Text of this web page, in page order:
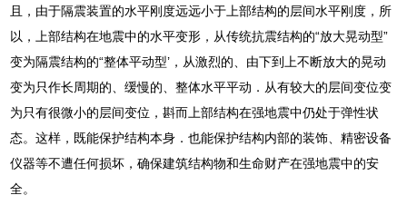
且，由于隔震装置的水平刚度远远小于上部结构的层间水平刚度，所
以，上部结构在地震中的水平变形，从传统抗震结构的“放大晃动型”
变为隔震结构的“整体平动型’，从激烈的、由下到上不断放大的晃动
变为只作长周期的、缓慢的、整体水平平动．从有较大的层间变位变
为只有很微小的层间变位，斟而上部结构在强地震中仍处于弹性状
态。这样，既能保护结构本身．也能保护结构内部的装饰、精密设备
仪器等不遭任何损坏，确保建筑结构物和生命财产在强地震中的安
全。